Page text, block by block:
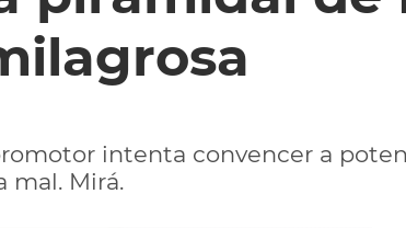
MODO FONTEVECCHIA
PERIODISMO PURO
REPERFILAR
FULL FACE TV
DESAFÍO 10 AÑOS MENOS
AGENDA CORPORATIVA
intenta convencer a
mal. Mirá.